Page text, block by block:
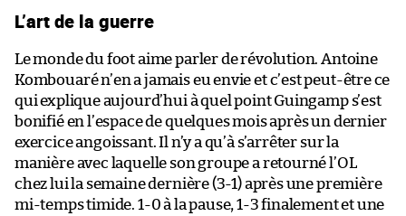
L’art de la guerre
Le monde du foot aime parler de révolution. Antoine
Kombouaré n’en a jamais eu envie et c’est peut-être ce
qui explique aujourd’hui à quel point Guingamp s’est
bonifié en l’espace de quelques mois après un dernier
exercice angoissant. Il n’y a qu’à s’arrêter sur la
manière avec laquelle son groupe a retourné l’OL
chez lui la semaine dernière (3-1) après une première
mi-temps timide. 1-0 à la pause, 1-3 finalement et une